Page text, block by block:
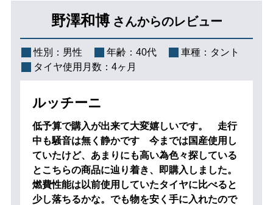
野澤和博 さんからのレビュー
性別： 男性 年齢： 40代 車種： タント
タイヤ使用月数： 4ヶ月
ルッチーニ
低予算で購入が出来て大変嬉しいです。 走行
中も騒音は無く静かです 今までは国産使用し
ていたけど、あまりにも高い為色々探している
とこちらの商品に辿り着き、即購入しました。
燃費性能は以前使用していたタイヤに比べると
少し落ちるかな。でも物を安く手に入れたので